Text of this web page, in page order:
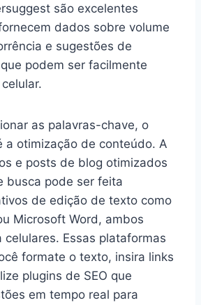
são excelentes
dados sobre volume
e sugestões de
podem ser facilmente
as palavras-chave, o
a otimização de conteúdo. A
e posts de blog otimizados
busca pode ser feita
de edição de texto como
Microsoft Word, ambos
celulares. Essas plataformas
formate o texto, insira links
plugins de SEO que
em tempo real para